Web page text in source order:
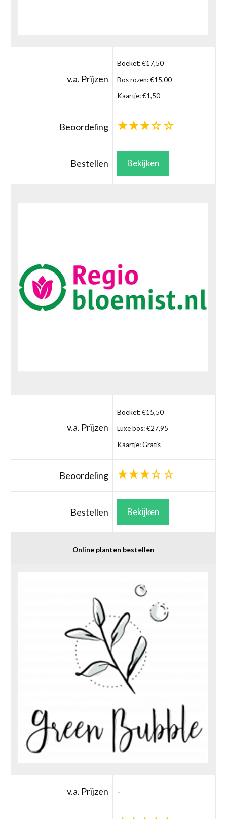
v.a. Prijzen
Boeket: €17,50
Bos rozen: €15,00
Kaartje: €1,50
Beoordeling
Bestellen Bekijken
v.a. Prijzen
Boeket: €15,50
Luxe bos: €27,95
Kaartje: Gratis
Beoordeling
Bestellen Bekijken
Online planten bestellen
v.a. Prijzen -